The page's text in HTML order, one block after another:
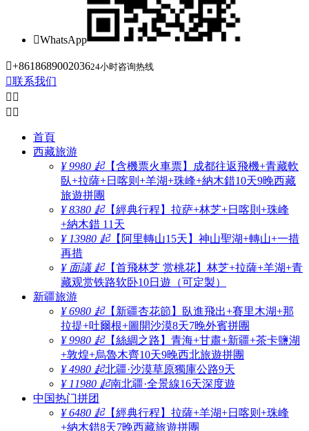
WhatsApp
+861868900203624小时咨询热线
联系我们
 
 
首頁
西藏旅游
¥ 9980 起【含機票火車票】成都往返飛機+青藏軟
臥+拉薩+日喀则+羊湖+珠峰+納木錯10天9晚西藏
旅遊拼團
¥ 8380 起【經典行程】拉萨+林芝+日喀則+珠峰
+納木錯 11天
¥ 13980 起【阿里轉山15天】神山聖湖+轉山+一措
再措
¥ 面議 起【首飛林芝 赏桃花】林芝+拉薩+羊湖+青
藏观赏铁路软卧10日遊（可定製）
新疆旅游
¥ 6980 起【新疆杏花節】臥進飛出+賽里木湖+那
拉提+吐爾根+圖開沙漠8天7晚外賓拼團
¥ 9980 起【絲綢之路】青海+甘肅+新疆+茶卡鹽湖
+敦煌+烏魯木齊10天9晚西北旅遊拼團
¥ 4980 起北疆·沙漠草原獨庫公路9天
¥ 11980 起南北疆·全景線16天深度遊
中国热门拼团
¥ 6480 起【經典行程】拉薩+羊湖+日喀则+珠峰
+納木錯8天7晚西藏旅遊拼團